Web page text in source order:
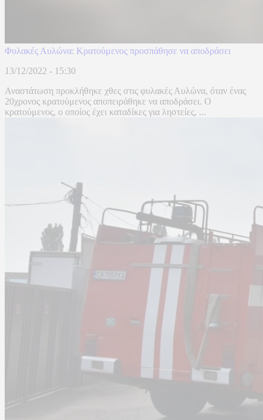
Φυλακές Αυλώνα: Κρατούμενος προσπάθησε να αποδράσει
13/12/2022 - 15:30
Αναστάτωση προκλήθηκε χθες στις φυλακές Αυλώνα, όταν ένας
20χρονος κρατούμενος αποπειράθηκε να αποδράσει. Ο
κρατούμενος, ο οποίος έχει καταδίκες για ληστείες, ...